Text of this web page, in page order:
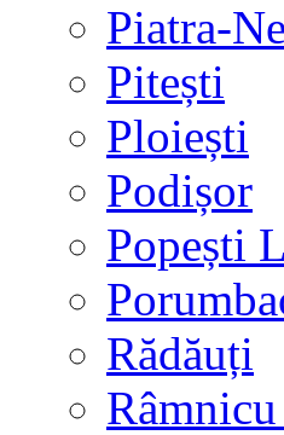
Piatra-
Pitești
Ploiești
Podișor
Popești
Rădăuți